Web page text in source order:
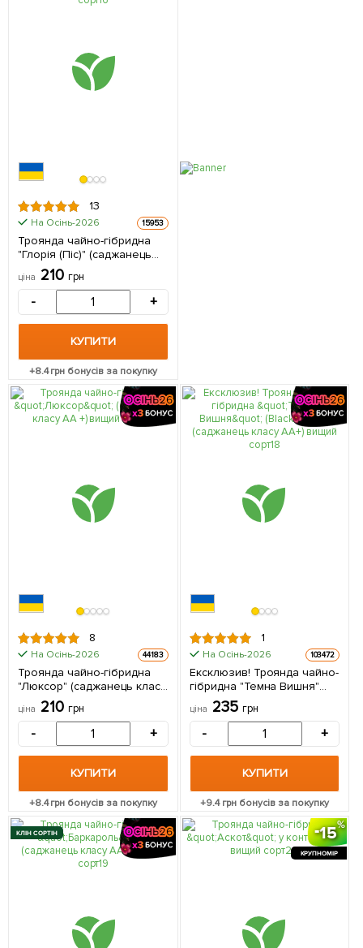
13
На Осінь-2026 15953
Троянда чайно-гібридна
"Глорія (Піс)" (саджанець
класу АА +) вищий сорт 1 шт
в упаковці
ціна 210 грн
- +
КУПИТИ
+8.4грн бонусів за покупку
8
На Осінь-2026 44183
Троянда чайно-гібридна
"Люксор" (саджанець класу
АА +) вищий сорт 1 шт в
упаковці
ціна 210 грн
- +
КУПИТИ
+8.4грн бонусів за покупку
1
На Осінь-2026 103472
Ексклюзив! Троянда чайно-
гібридна "Темна Вишня"
(Black Cherry) (саджанець
класу АА+) вищий сорт 1
саджанець в упаковці
ціна 235 грн
- +
КУПИТИ
+9.4грн бонусів за покупку
КЛІН СОРТІН 15
КРУПНОМІР